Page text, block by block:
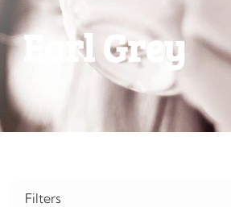
Earl Grey
Filters